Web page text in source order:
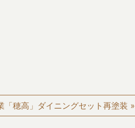
「穂高」ダイニングセット再塗装 »